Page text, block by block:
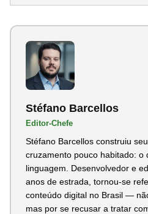
Stéfano Barcellos
Editor-Chefe
Stéfano Barcellos construiu
cruzamento pouco habitado: o
linguagem. Desenvolvedor e
anos de estrada, tornou-se
conteúdo digital no Brasil —
mas por se recusar a tratar